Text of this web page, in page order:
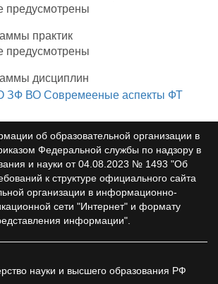
предусмотрены
практик
предусмотрены
дисциплин
ВО Совремееные аспекты ФТ
об образовательной организации в
Федеральной службы по надзору в
и науки от 04.08.2023 № 1493 "Об
к структуре официального сайта
организации в информационно-
сети "Интернет" и формату
информации".
науки и высшего образования РФ